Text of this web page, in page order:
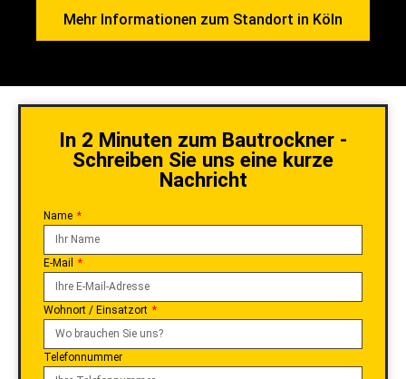
Mehr Informationen zum Standort in Köln
In 2 Minuten zum Bautrockner -
Schreiben Sie uns eine kurze
Nachricht
Name
E-Mail
Wohnort / Einsatzort
Telefonnummer